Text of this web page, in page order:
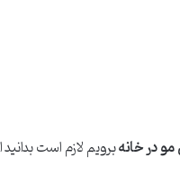
در خانهبرویم لازم است